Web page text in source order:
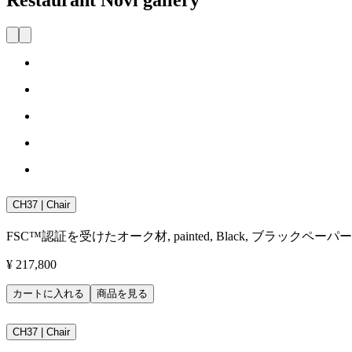
CH37 | Chair
FSC™認証を受けたオーク材, painted, Black, ブラックペーパ
¥ 217,800
カートに入れる 商品を見る
CH37 | Chair